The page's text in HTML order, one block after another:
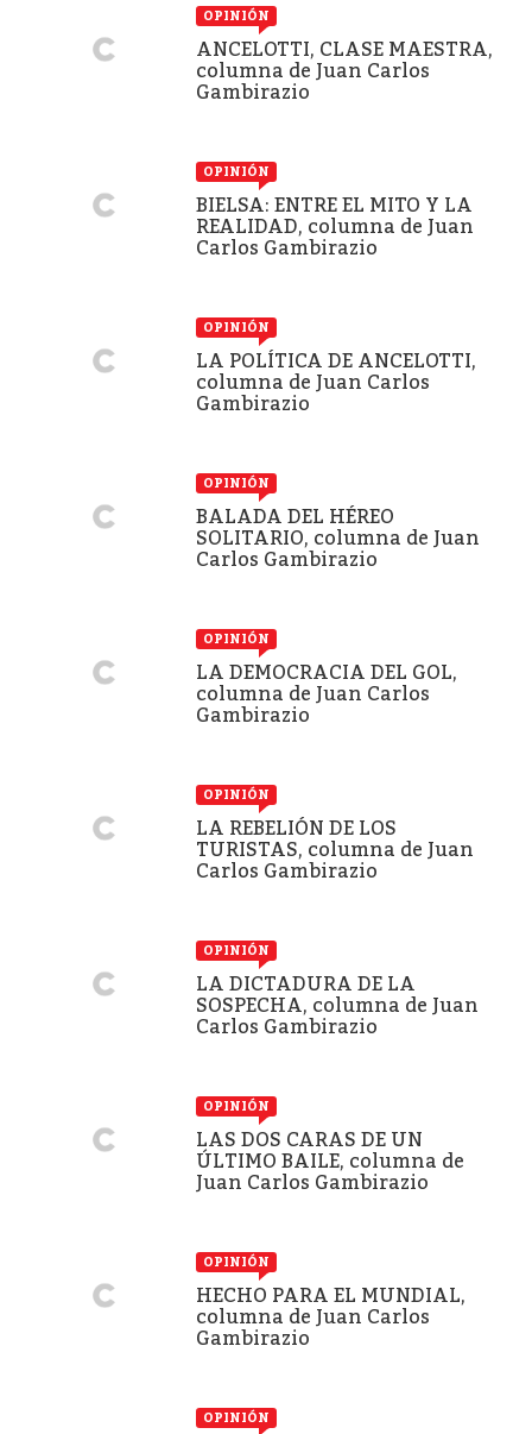
OPINIÓN
ANCELOTTI, CLASE MAESTRA,
columna de Juan Carlos
Gambirazio
OPINIÓN
BIELSA: ENTRE EL MITO Y LA
REALIDAD, columna de Juan
Carlos Gambirazio
OPINIÓN
LA POLÍTICA DE ANCELOTTI,
columna de Juan Carlos
Gambirazio
OPINIÓN
BALADA DEL HÉREO
SOLITARIO, columna de Juan
Carlos Gambirazio
OPINIÓN
LA DEMOCRACIA DEL GOL,
columna de Juan Carlos
Gambirazio
OPINIÓN
LA REBELIÓN DE LOS
TURISTAS, columna de Juan
Carlos Gambirazio
OPINIÓN
LA DICTADURA DE LA
SOSPECHA, columna de Juan
Carlos Gambirazio
OPINIÓN
LAS DOS CARAS DE UN
ÚLTIMO BAILE, columna de
Juan Carlos Gambirazio
OPINIÓN
HECHO PARA EL MUNDIAL,
columna de Juan Carlos
Gambirazio
OPINIÓN